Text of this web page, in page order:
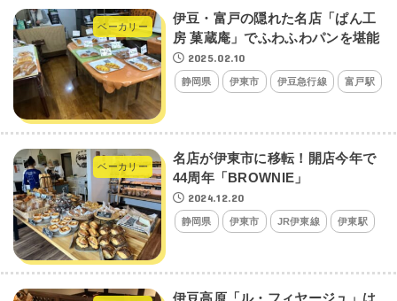
ベーカリー
伊豆・富戸の隠れた名店「ぱん工
房 菓蔵庵」でふわふわパンを堪能
2025.02.10
静岡県 伊東市 伊豆急行線 富戸駅
ベーカリー
名店が伊東市に移転！開店今年で
44周年「BROWNIE」
2024.12.20
静岡県 伊東市 JR伊東線 伊東駅